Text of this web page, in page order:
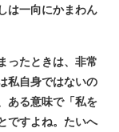
は⼀向にかまわん
ったときは、非常
私⾃身ではないの
ある意味で「私を
ですよね。たいへ